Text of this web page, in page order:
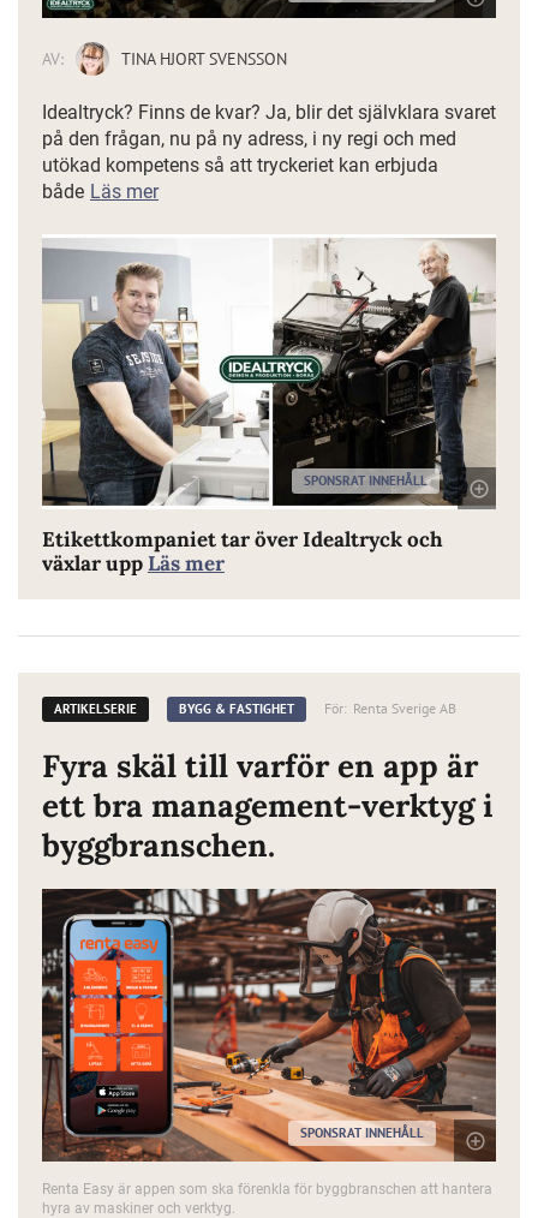
AV: TINA HJORT SVENSSON
Idealtryck? Finns de kvar? Ja, blir det självklara svaret
på den frågan, nu på ny adress, i ny regi och med
utökad kompetens så att tryckeriet kan erbjuda
både Läs mer
SPONSRAT INNEHÅLL
Etikettkompaniet tar över Idealtryck och
växlar uppLäs mer
ARTIKELSERIE BYGG & FASTIGHET För: Renta Sverige AB
Fyra skäl till varför en app är
ett bra management-verktyg i
byggbranschen.
SPONSRAT INNEHÅLL
Renta Easy är appen som ska förenkla för byggbranschen att hantera
hyra av maskiner och verktyg.